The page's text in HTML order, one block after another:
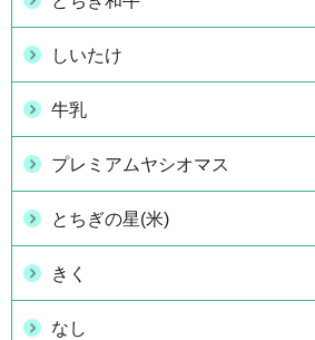
しいたけ
牛乳
プレミアムヤシオマス
とちぎの星(米)
きく
なし